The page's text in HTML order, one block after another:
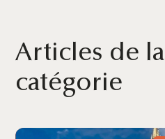
Articles de
catégorie